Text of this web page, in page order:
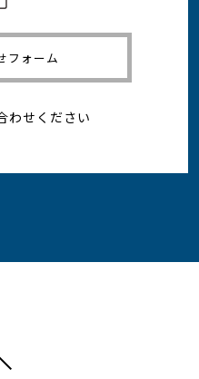
フォーム
わせください